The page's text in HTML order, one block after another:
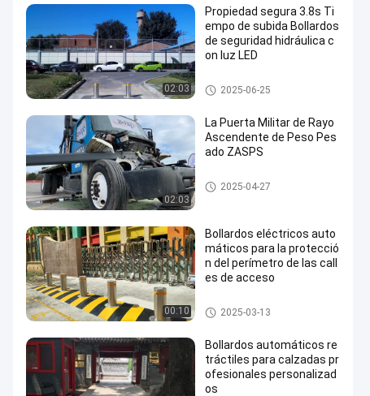
02:03
Propiedad segura 3.8s Ti
empo de subida Bollardos
de seguridad hidráulica c
on luz LED
Bolardos automáticos
2025-06-25
02:03
La Puerta Militar de Rayo
Ascendente de Peso Pes
ado ZASPS
Puerta de haz ascendente
2025-04-27
00:10
Bollardos eléctricos auto
máticos para la protecció
n del perímetro de las call
es de acceso
Bolardos automáticos
2025-03-13
Bollardos automáticos re
tráctiles para calzadas pr
ofesionales personalizad
os